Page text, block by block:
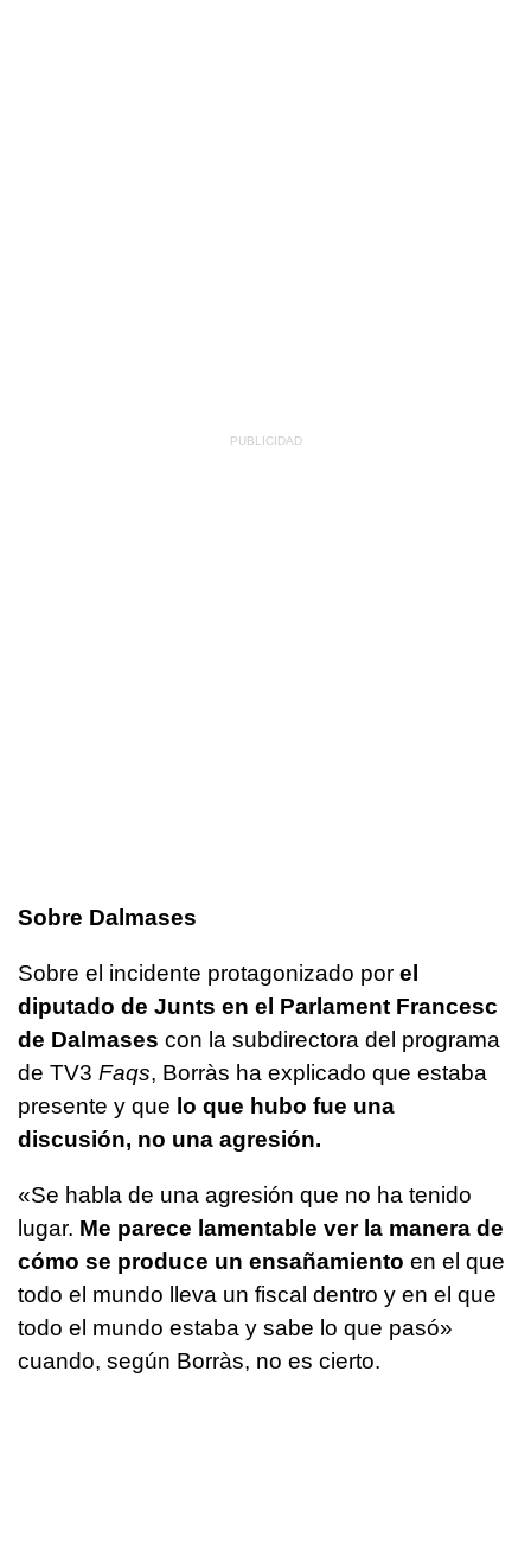
Sobre Dalmases
Sobre el incidente protagonizado por el
diputado de Junts en el Parlament Francesc
de Dalmases con la subdirectora del programa
de TV3 Faqs, Borràs ha explicado que estaba
presente y que lo que hubo fue una
discusión, no una agresión.
«Se habla de una agresión que no ha tenido
lugar. Me parece lamentable ver la manera de
cómo se produce un ensañamiento en el que
todo el mundo lleva un fiscal dentro y en el que
todo el mundo estaba y sabe lo que pasó»
cuando, según Borràs, no es cierto.